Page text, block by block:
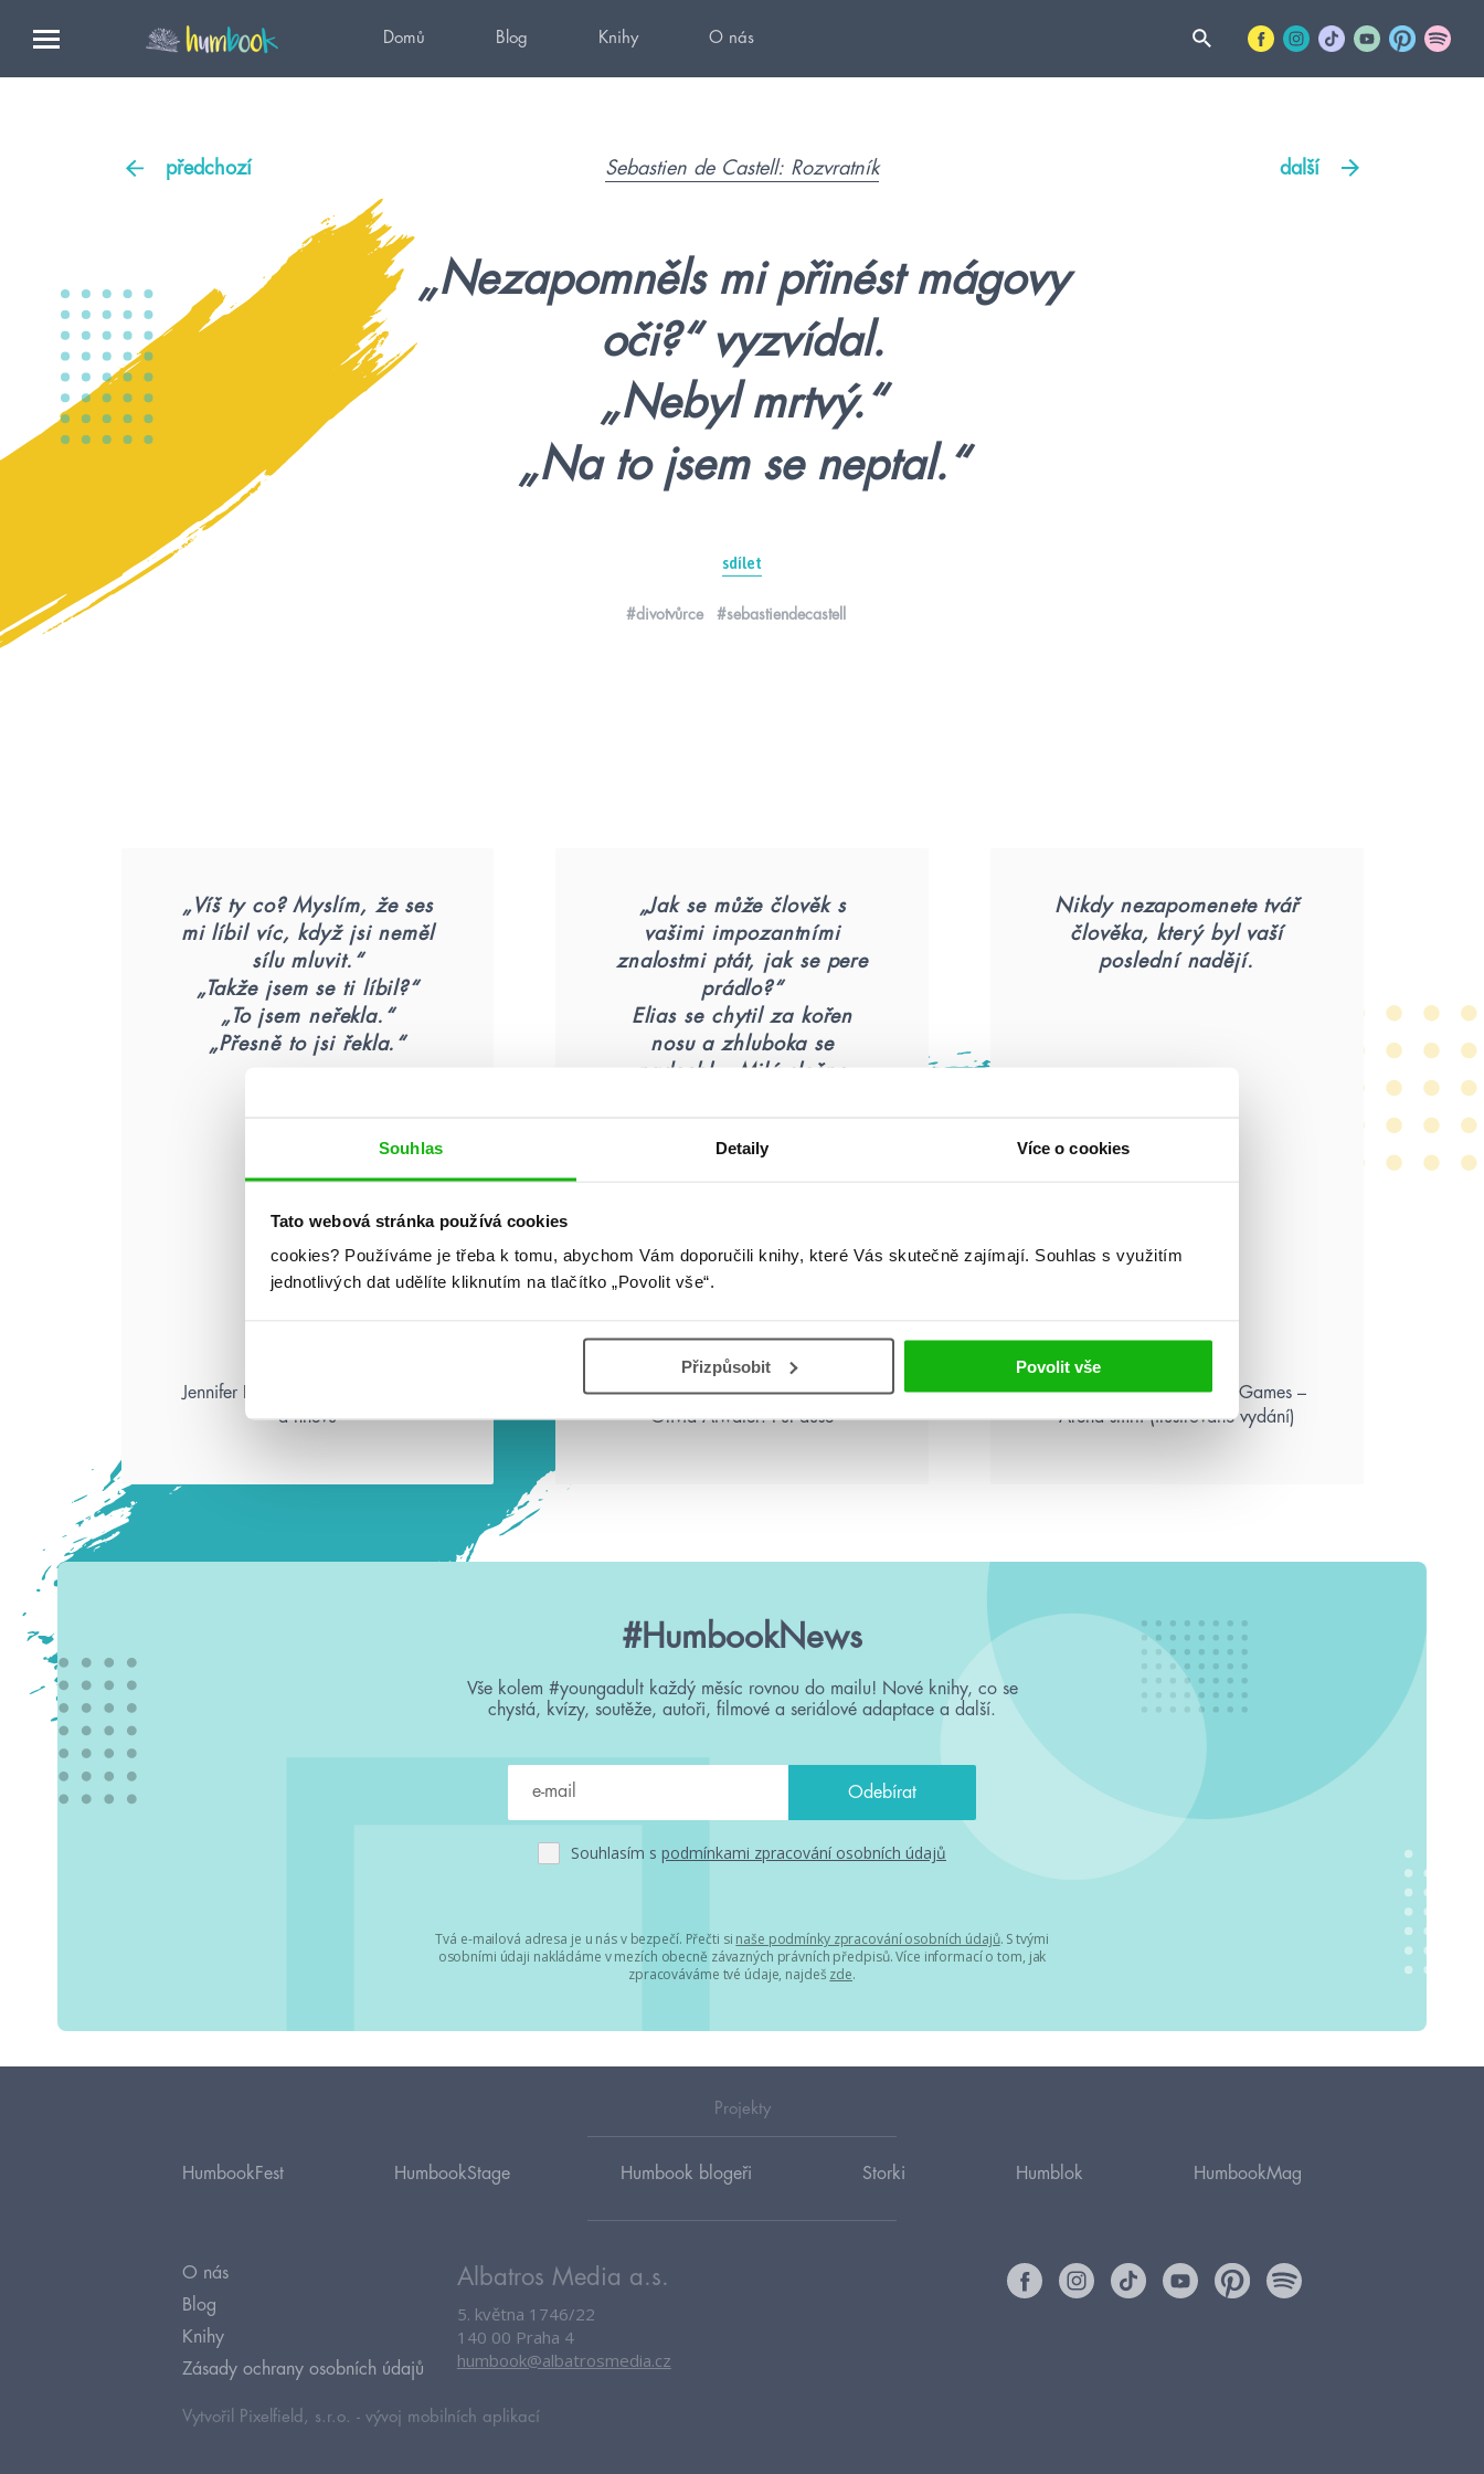
Souhlas Detaily Více o cookies
Tato webová stránka používá cookies
cookies? Používáme je třeba k tomu, abychom Vám doporučili knihy, které Vás skutečně zajímají. Souhlas s využitím
jednotlivých dat udělíte kliknutím na tlačítko „Povolit vše“.
Přizpůsobit Povolit vše
Domů Blog Knihy O nás
předchozí další
Sebastien de Castell: Rozvratník
„Nezapomněls mi přinést mágovy
oči?“ vyzvídal.
„Nebyl mrtvý.“
„Na to jsem se neptal.“
sdílet
#divotvůrce #sebastiendecastell
„Víš ty co? Myslím, že ses
mi líbil víc, když jsi neměl
sílu mluvit.“
„Takže jsem se ti líbil?“
„To jsem neřekla.“
„Přesně to jsi řekla.“
Jennifer L. Armentrout: Pád zkázy
a hněvu
„Jak se může člověk s
vašimi impozantními
znalostmi ptát, jak se pere
prádlo?“
Elias se chytil za kořen
nosu a zhluboka se
nadechl. „Milá slečno
zahradě jen ve spodním
svého jednání?“
Olivia Atwater: Půl duše
Nikdy nezapomenete tvář
člověka, který byl vaší
poslední nadějí.
Suzanne Collins: Hunger Games –
Aréna smrti (ilustrované vydání)
#HumbookNews
Vše kolem #youngadult každý měsíc rovnou do mailu! Nové knihy, co se
chystá, kvízy, soutěže, autoři, filmové a seriálové adaptace a další.
Souhlasím s podmínkami zpracování osobních údajů
Tvá e-mailová adresa je u nás v bezpečí. Přečti si naše podmínky zpracování osobních údajů. S tvými
osobními údaji nakládáme v mezích obecně závazných právních předpisů. Více informací o tom, jak
zpracováváme tvé údaje, najdeš zde.
Projekty
HumbookFest HumbookStage Humbook blogeři Storki Humblok HumbookMag
O nás
Blog
Knihy
Zásady ochrany osobních údajů
Albatros Media a.s.
5. května 1746/22
140 00 Praha 4
humbook@albatrosmedia.cz
Vytvořil Pixelfield, s.r.o. - vývoj mobilních aplikací